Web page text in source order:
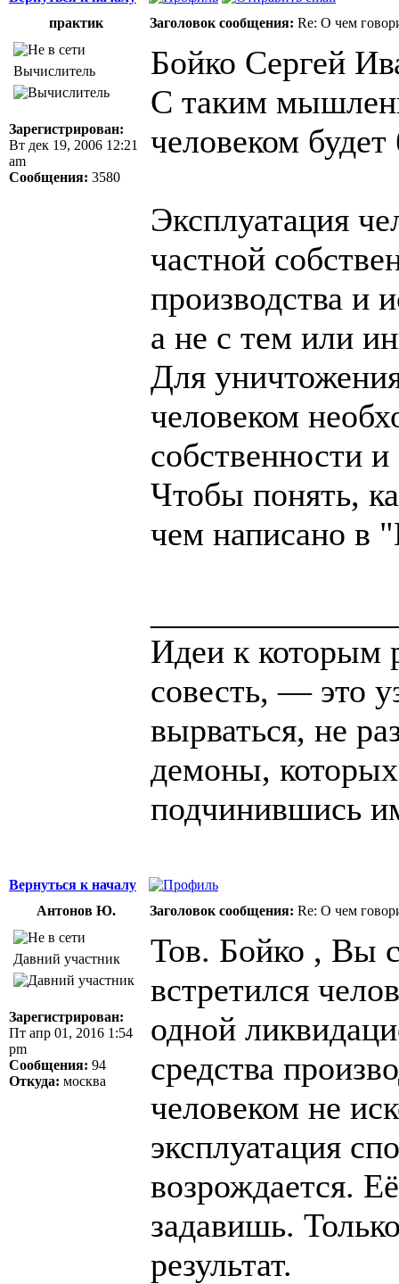
практик
Заголовок сообщения: Re: О чем
Вычислитель
Зарегистрирован:
Вт дек 19, 2006 12:21
am
Сообщения: 3580
Бойко Сергей
С таким
человеком
Эксплуатация
частной
производства и
а не с тем или
Для
человеком
собственности
Чтобы понять,
чем написано в
Идеи к которым
совесть, — это
вырваться, не
демоны,
подчинившись
Вернуться к началу
Антонов Ю.
Заголовок сообщения: Re: О чем
Давний участник
Зарегистрирован:
Пт апр 01, 2016 1:54
pm
Сообщения: 94
Откуда: москва
Тов. Бойко , Вы
встретился
одной
средства
человеком не
эксплуатация
возрождается.
задавишь.
результат.